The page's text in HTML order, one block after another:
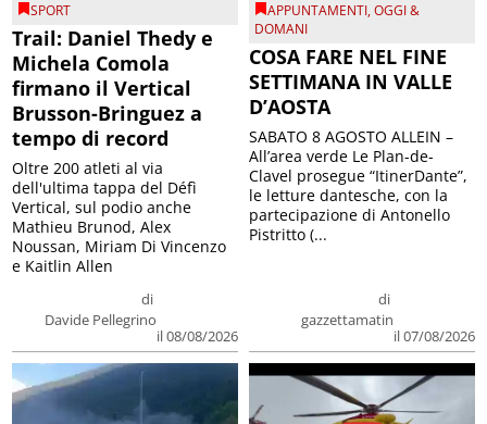
SPORT
Trail: Daniel Thedy e
Michela Comola
firmano il Vertical
Brusson-Bringuez a
tempo di record
di
Davide Pellegrino
il 08/08/2026
Oltre 200 atleti al via
dell'ultima tappa del Défì
Vertical, sul podio anche
Mathieu Brunod, Alex
Noussan, Miriam Di Vincenzo
e Kaitlin Allen
APPUNTAMENTI,OGGI &
DOMANI
COSA FARE NEL FINE
SETTIMANA IN VALLE
D’AOSTA
di
gazzettamatin
il 07/08/2026
SABATO 8 AGOSTO ALLEIN –
All’area verde Le Plan-de-
Clavel prosegue “ItinerDante”,
le letture dantesche, con la
partecipazione di Antonello
Pistritto (...